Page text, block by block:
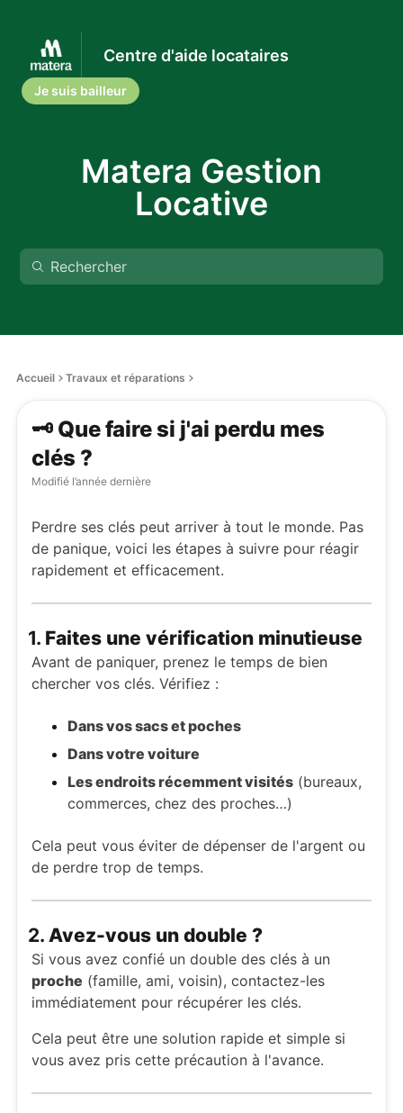
Centre d'aide locataires
Je suis bailleur
Matera Gestion
Locative
Accueil Travaux et réparations
🗝️ Que faire si j'ai perdu mes
clés ?
Modifié l’année dernière
Perdre ses clés peut arriver à tout le monde. Pas
de panique, voici les étapes à suivre pour réagir
rapidement et efficacement.
1. Faites une vérification minutieuse
Avant de paniquer, prenez le temps de bien
chercher vos clés. Vérifiez :
Dans vos sacs et poches
Dans votre voiture
Les endroits récemment visités (bureaux,
commerces, chez des proches…)
Cela peut vous éviter de dépenser de l'argent ou
de perdre trop de temps.
2. Avez-vous un double ?
Si vous avez confié un double des clés à un
proche (famille, ami, voisin), contactez-les
immédiatement pour récupérer les clés.
Cela peut être une solution rapide et simple si
vous avez pris cette précaution à l'avance.